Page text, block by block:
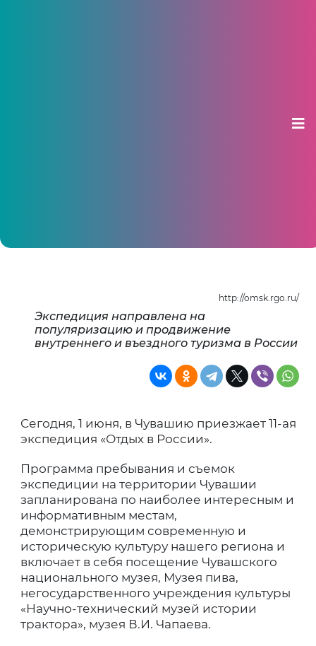
http://omsk.rgo.ru/
Экспедиция направлена на
популяризацию и продвижение
внутреннего и въездного туризма в России
Сегодня, 1 июня, в Чувашию приезжает 11-ая
экспедиция «Отдых в России».
Программа пребывания и съемок
экспедиции на территории Чувашии
запланирована по наиболее интересным и
информативным местам,
демонстрирующим современную и
историческую культуру нашего региона и
включает в себя посещение Чувашского
национального музея, Музея пива,
негосударственного учреждения культуры
«Научно-технический музей истории
трактора», музея В.И. Чапаева.